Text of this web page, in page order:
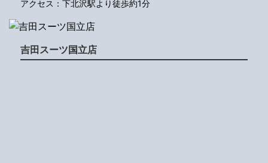
アクセス：下北沢駅より徒歩約1分
吉田スーツ国立店